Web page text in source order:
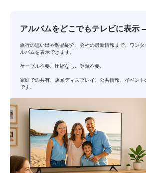
アルバムをどこでもテレビに表示
旅行の思い出や製品紹介、会社の最新情報まで、ワン
ルバムを表示できます。
ケーブル不要。圧縮なし。登録不要。
家庭での共有、店頭ディスプレイ、公共情報、イベン
です。